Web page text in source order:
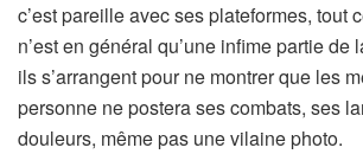
c’est pareille avec ses plateformes, tout
n’est en général qu’une infime partie de
ils s’arrangent pour ne montrer que les
personne ne postera ses combats, ses
douleurs, même pas une vilaine photo.